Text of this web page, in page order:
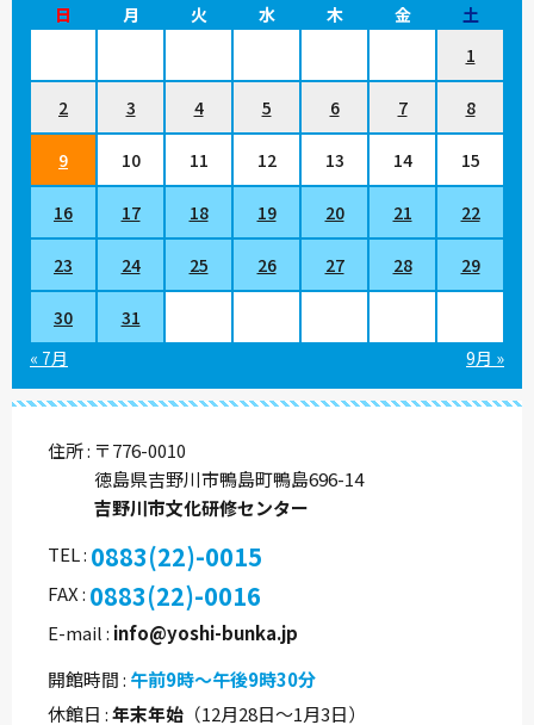
日 月 火 水 木 金
土
1
2 3 4 5 6 7 8
9 10 11 12 13 14 15
16 17 18 19 20 21 22
23 24 25 26 27 28 29
30
31
« 7月
9月 »
住所 〒776-0010
徳島県吉野川市鴨島町鴨島696-14
吉野川市文化研修センター
TEL 0883(22)-0015
FAX 0883(22)-0016
E-mail info@yoshi-bunka.jp
開館時間 午前9時～午後9時30分
休館日 年末年始 （12月28日～1月3日）